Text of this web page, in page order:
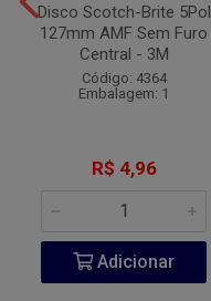
Disco Scotch-Brite 5Pol
127mm AMF Sem Furo
Central - 3M
Código: 4364
Embalagem: 1
R$ 4,96
Adicionar